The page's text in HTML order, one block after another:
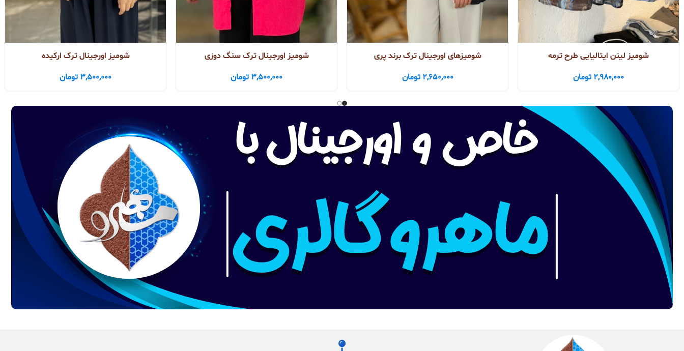
شومیز لینن ایتالیایی طرح ترمه
2,980,000 تومان
شومیزهای اورجینال ترک برند پری
2,650,000 تومان
شومیز اورجینال ترک سنگ دوزی
3,500,000 تومان
شومیز اورجینال ترک ارکیده
3,500,000 تومان